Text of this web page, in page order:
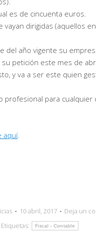
es de cincuenta euros.
dirigidas (aquellos
del año vigente su
petición este mes de
y va a ser este quien
para
aquí.
10 abril, 2017
Deja un
Etiquetas:
Fiscal - Contable